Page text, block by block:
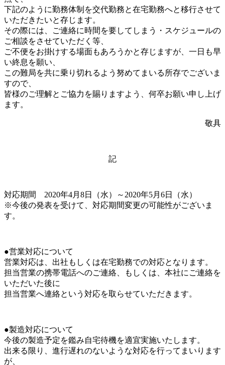
下記のように勤務体制を交代勤務と在宅勤務へと移行させて
いただきたいと存じます。
その際には、ご連絡に時間を要してしまう・スケジュールの
ご相談をさせていただく等、
ご不便をお掛けする場面もあろうかと存じますが、一日も早
い終息を願い、
この難局を共に乗り切れるよう努めてまいる所存でございま
すので、
皆様のご理解とご協力を賜りますよう、何卒お願い申し上げ
ます。
敬具
記
対応期間 2020年4月8日（水）～2020年5月6日（水）
※今後の発表を受けて、対応期間変更の可能性がございま
す。
●営業対応について
営業対応は、出社もしくは在宅勤務での対応となります。
担当営業の携帯電話へのご連絡、もしくは、本社にご連絡を
いただいた後に
担当営業へ連絡という対応を取らせていただきます。
●製造対応について
今後の製造予定を鑑み自宅待機を適宜実施いたします。
出来る限り、進行遅れのないような対応を行ってまいります
が、